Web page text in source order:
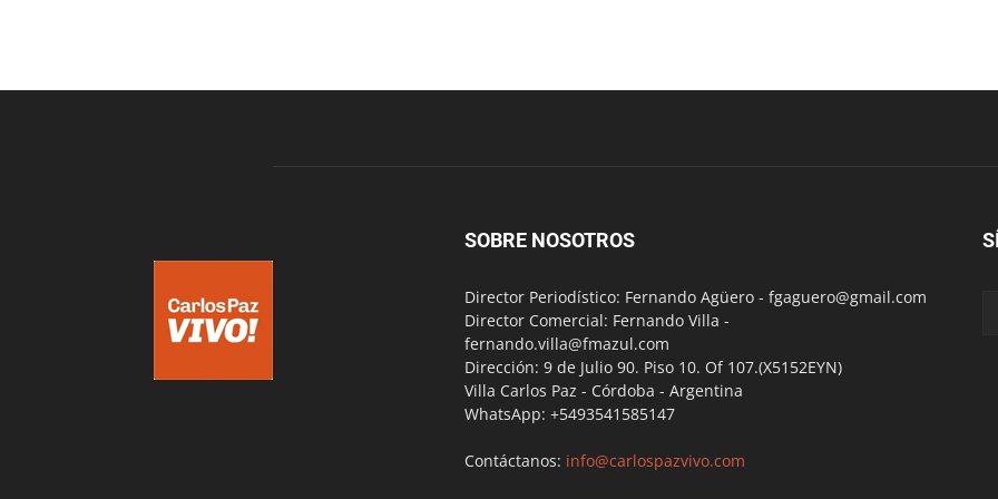
SOBRE NOSOTROS
Director Periodístico: Fernando Agüero - fgaguero@gmail.com
Director Comercial: Fernando Villa -
fernando.villa@fmazul.com
Dirección: 9 de Julio 90. Piso 10. Of 107.(X5152EYN)
Villa Carlos Paz - Córdoba - Argentina
WhatsApp: +5493541585147
Contáctanos: info@carlospazvivo.com